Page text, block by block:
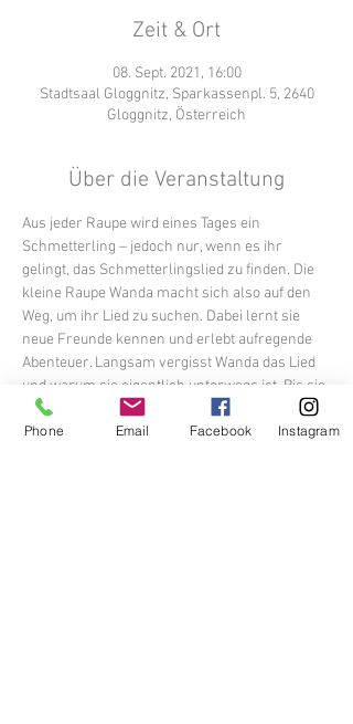
Zeit & Ort
08. Sept. 2021, 16:00
Stadtsaal Gloggnitz, Sparkassenpl. 5, 2640
Gloggnitz, Österreich
Über die Veranstaltung
Aus jeder Raupe wird eines Tages ein
Schmetterling – jedoch nur, wenn es ihr
gelingt, das Schmetterlingslied zu finden. Die
kleine Raupe Wanda macht sich also auf den
Weg, um ihr Lied zu suchen. Dabei lernt sie
neue Freunde kennen und erlebt aufregende
Abenteuer. Langsam vergisst Wanda das Lied
und warum sie eigentlich unterwegs ist. Bis sie
eines Tages in eine schlimme Falle gerät.
Endlich fällt es ihr wieder ein: Das Lied der
Phone Email Facebook Instagram